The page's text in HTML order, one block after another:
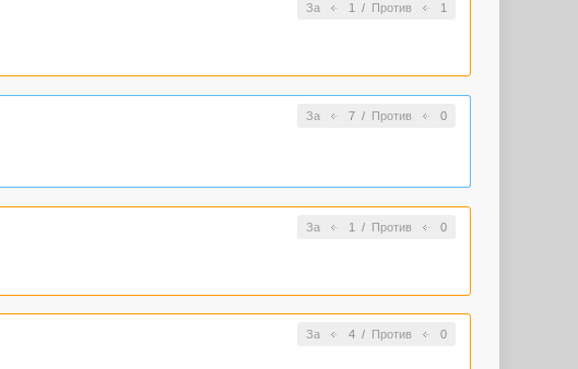
За 1/ Против 1
За 7/ Против 0
За 1 / Против 0
За 4/ Против 0